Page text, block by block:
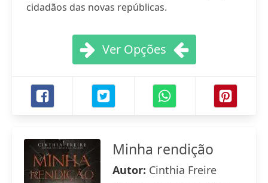
cidadãos das novas repúblicas.
Ver Opções
Minha rendição
Autor: Cinthia Freire